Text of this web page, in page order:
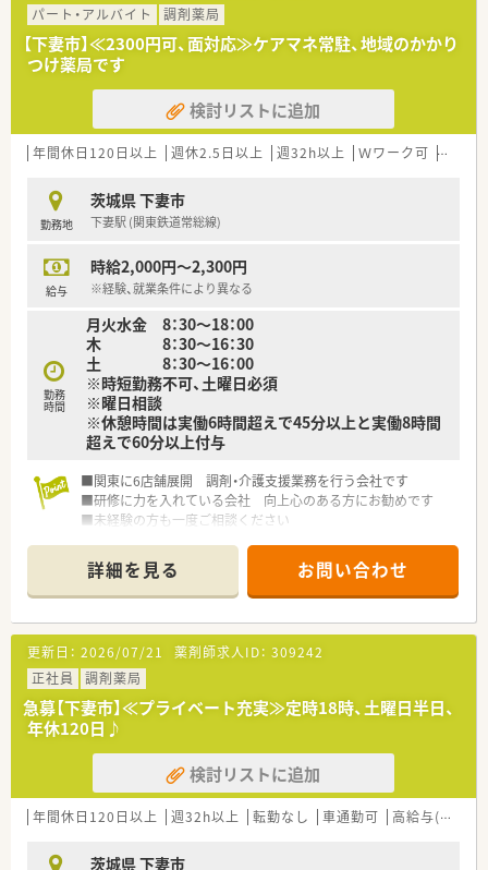
パート・アルバイト
調剤薬局
【下妻市】≪2300円可、面対応≫ケアマネ常駐、地域のかかり
つけ薬局です
検討リストに追加
年間休日120日以上 週休2.5日以上 週32h以上 Ｗワーク可 残業
勤務地
茨城県 下妻市
下妻駅 (関東鉄道常総線)
給与
時給2,000円～2,300円
※経験、就業条件により異なる
勤務
時間
月火水金 8：30～18：00
木 8：30～16：30
土 8：30～16：00
※時短勤務不可、土曜日必須
※曜日相談
※休憩時間は実働6時間超えで45分以上と実働8時間
超えで60分以上付与
■関東に6店舗展開 調剤・介護支援業務を行う会社です
■研修に力を入れている会社 向上心のある方にお勧めです
■未経験の方も一度ご相談ください
詳細を見る お問い合わせ
更新日： 2026/07/21 薬剤師求人ID： 309242
正社員
調剤薬局
急募【下妻市】≪プライベート充実≫定時18時、土曜日半日、
年休120日♪
検討リストに追加
年間休日120日以上 週32h以上 転勤なし 車通勤可 高給与(600万円以上)
茨城県 下妻市